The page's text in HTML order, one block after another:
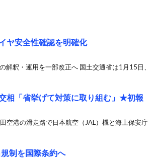
ヤ安全性確認を明確化
釈・運用を一部改正へ 国土交通省は1月15日、
相「省挙げて対策に取り組む」★初報
空港の滑走路で日本航空（JAL）機と海上保安庁
制を国際条約へ